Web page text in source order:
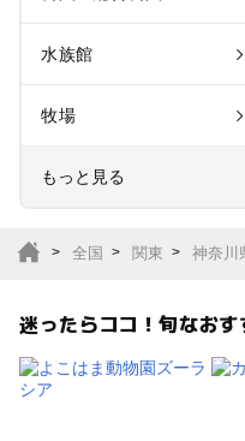
水族館
牧場
もっと見る
サファリパーク
全国 関東 神奈川
迷ったらココ！旬なお